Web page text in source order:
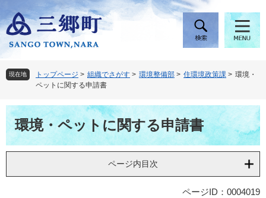
ー
ジ
頭
で
。
ニ
ュ
飛
ば
て
現在地 トップページ > 組織でさがす > 環境整備部 > 住環境政策課 > 環境・
ペットに関する申請書
本
文環境・ペットに関する申請書
ページ内目次
ページID：0004019